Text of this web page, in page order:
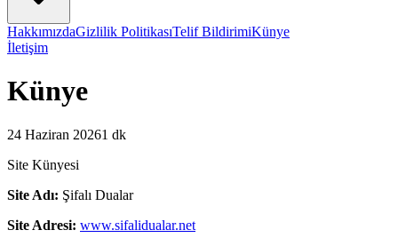
HakkımızdaGizlilik PolitikasıTelif BildirimiKünye
İletişim
Künye
24 Haziran 20261 dk
Site Künyesi
Site Adı: Şifalı Dualar
Site Adresi: www.sifalidualar.net